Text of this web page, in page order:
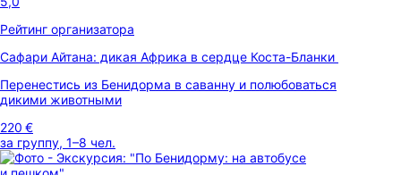
Рейтинг организатора
Сафари Айтана: дикая Африка в сердце Коста-Бланки
Перенестись из Бенидорма в саванну и полюбоваться
дикими животными
220 €
за группу, 1–8 чел.